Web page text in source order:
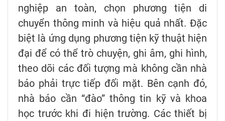
nghiệp an toàn, chọn phương tiện di
chuyển thông minh và hiệu quả nhất. Đặc
biệt là ứng dụng phương tiện kỹ thuật hiện
đại để có thể trò chuyện, ghi âm, ghi hình,
theo dõi các đối tượng mà không cần nhà
báo phải trực tiếp đối mặt. Bên cạnh đó,
nhà báo cần “đào” thông tin kỹ và khoa
học trước khi đi hiện trường. Các thiết bị